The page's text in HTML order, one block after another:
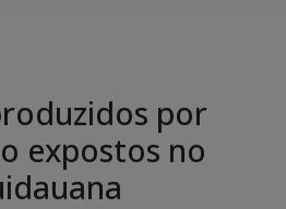
por
expostos no